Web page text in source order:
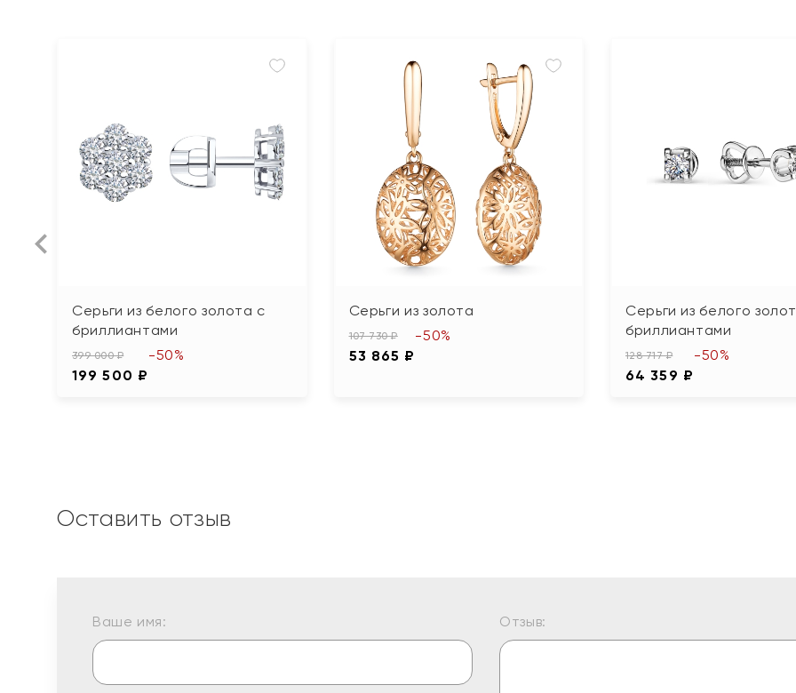
Серьги из белого золота с
бриллиантами
399 000 ₽
199 500 ₽
-50%
Серьги из золота
107 730 ₽
53 865 ₽
-50%
Серьги из белого
бриллиантами
128 717 ₽
64 359 ₽
-50%
Оставить отзыв
Ваше имя: Отзыв: